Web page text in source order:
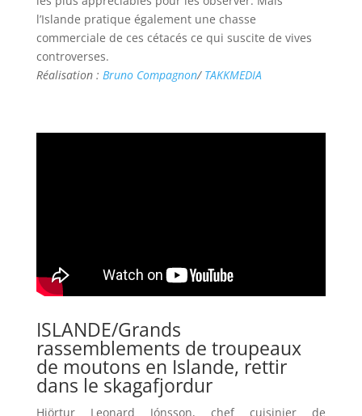
l’Islande pratique également une chasse
commerciale de ces cétacés ce qui suscite de vives
controverses.
Réalisation : Bruno Compagnon/ TAKKMEDIA
ISLANDE/Grands
rassemblements de troupeaux
de moutons en Islande, rettir
dans le skagafjordur
Hjörtur Leonard Jónsson, chef cuisinier de